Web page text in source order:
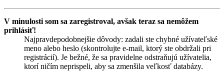
V minulosti som sa zaregistroval, avšak teraz sa nemôžem
prihlásiť!
Najpravdepodobnejšie dôvody: zadali ste chybné užívateľské
meno alebo heslo (skontrolujte e-mail, ktorý ste obdržali pri
registrácií). Je bežné, že sa pravidelne odstraňujú užívatelia,
ktorí ničím neprispeli, aby sa zmenšila veľkosť databázy.